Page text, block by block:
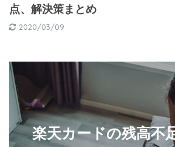
点、解決策まとめ
2020/03/09
楽天カードの残高不